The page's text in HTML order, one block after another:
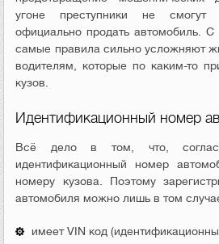
угоне преступники не
официально продать автомобиль.
самые правила сильно усложняют
водителям, которые по каким-то
кузов.
Идентификационный номер
Всё дело в том, что, согласно
идентификационный номер
номеру кузова. Поэтому
автомобиля можно лишь в том
имеет VIN код